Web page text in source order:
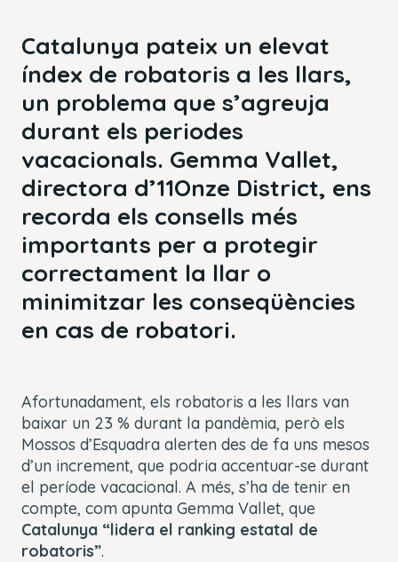
Catalunya pateix un elevat
índex de robatoris a les llars,
un problema que s’agreuja
durant els periodes
vacacionals. Gemma Vallet,
directora d’11Onze District, ens
recorda els consells més
importants per a protegir
correctament la llar o
minimitzar les conseqüències
en cas de robatori.
Afortunadament, els robatoris a les llars van
baixar un 23 % durant la pandèmia, però els
Mossos d’Esquadra alerten des de fa uns mesos
d’un increment, que podria accentuar-se durant
el període vacacional. A més, s’ha de tenir en
compte, com apunta Gemma Vallet, que
Catalunya “lidera el ranking estatal de
robatoris”.